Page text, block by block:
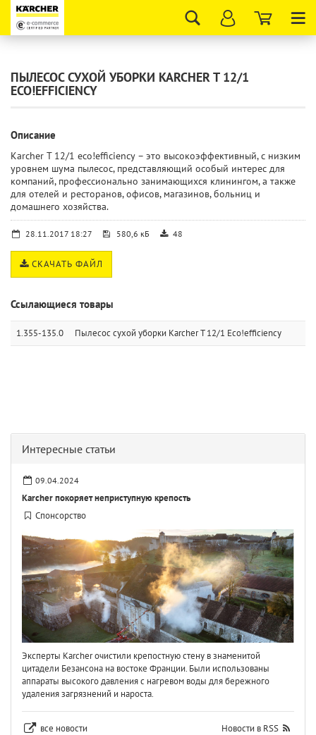
ПЫЛЕСОС СУХОЙ УБОРКИ KARCHER T 12/1
ECO!EFFICIENCY
Описание
Karcher T 12/1 eco!efficiency – это высокоэффективный, с низким
уровнем шума пылесос, представляющий особый интерес для
компаний, профессионально занимающихся клинингом, а также
для отелей и ресторанов, офисов, магазинов, больниц и
домашнего хозяйства.
28.11.2017 18:27 580,6 кБ 48
СКАЧАТЬ ФАЙЛ
Ссылающиеся товары
1.355-135.0 Пылесос сухой уборки Karcher T 12/1 Eco!efficiency
Интересные статьи
09.04.2024
Karcher покоряет неприступную крепость
Спонсорство
Эксперты Karcher очистили крепостную стену в знаменитой
цитадели Безансона на востоке Франции. Были использованы
аппараты высокого давления с нагревом воды для бережного
удаления загрязнений и нароста.
все новости Новости в RSS